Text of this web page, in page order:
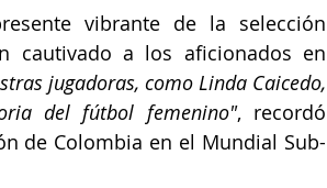
vibrante de la selección
cautivado a los aficionados en
jugadoras, como Linda Caicedo,
del fútbol femenino", recordó
de Colombia en el Mundial Sub-